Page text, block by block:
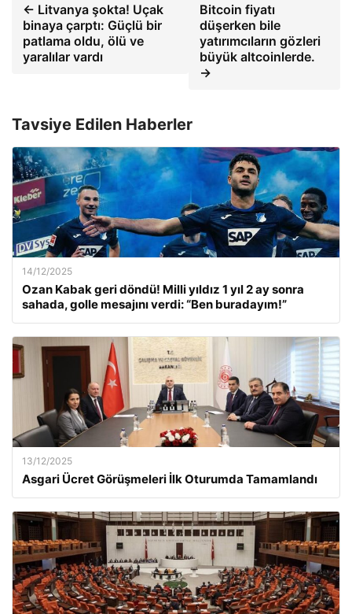
← Litvanya şokta! Uçak
binaya çarptı: Güçlü bir
patlama oldu, ölü ve
yaralılar vardı
Bitcoin fiyatı
düşerken bile
yatırımcıların gözleri
büyük altcoinlerde.
→
Tavsiye Edilen Haberler
14/12/2025
Ozan Kabak geri döndü! Milli yıldız 1 yıl 2 ay sonra
sahada, golle mesajını verdi: “Ben buradayım!”
13/12/2025
Asgari Ücret Görüşmeleri İlk Oturumda Tamamlandı